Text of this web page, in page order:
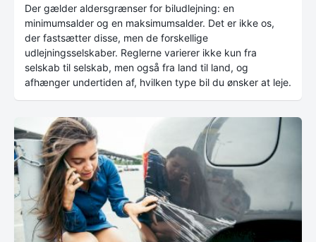
Der gælder aldersgrænser for biludlejning: en
minimumsalder og en maksimumsalder. Det er ikke os,
der fastsætter disse, men de forskellige
udlejningsselskaber. Reglerne varierer ikke kun fra
selskab til selskab, men også fra land til land, og
afhænger undertiden af, hvilken type bil du ønsker at leje.